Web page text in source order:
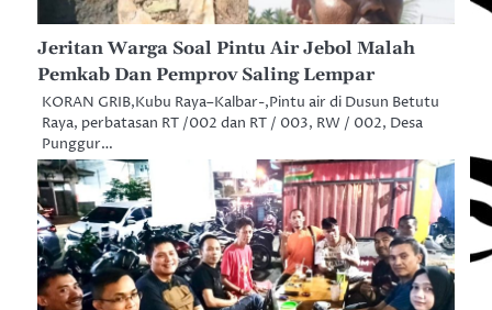
Jeritan Warga Soal Pintu Air Jebol Malah
Pemkab Dan Pemprov Saling Lempar
KORAN GRIB,Kubu Raya–Kalbar-,Pintu air di Dusun Betutu
Raya, perbatasan RT /002 dan RT / 003, RW / 002, Desa
Punggur…